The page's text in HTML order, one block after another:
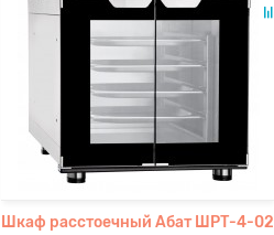
Шкаф расстоечный Абат ШРТ-4-02